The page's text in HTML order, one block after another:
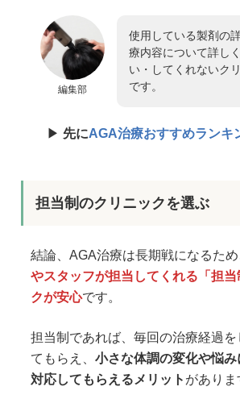
編集部
使用している製剤の
療内容について詳し
い・してくれないク
です。
▶︎ 先にAGA治療おすすめランキ
担当制のクリニックを選ぶ
結論、AGA治療は長期戦になるた
やスタッフが担当してくれる「担当
クが安心です。
担当制であれば、毎回の治療経過を
てもらえ、小さな体調の変化や悩
対応してもらえるメリット がありま